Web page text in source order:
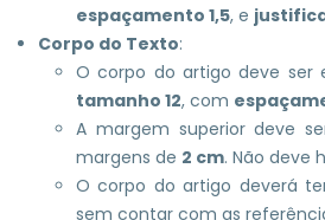
espaçamento 1,5, e
Corpo do Texto:
O corpo do artigo deve ser
tamanho 12, com
A margem superior deve
margens de 2 cm. Não deve
O corpo do artigo deverá
sem contar com as